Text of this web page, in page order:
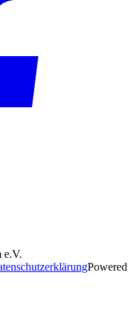
e.V.
Powered